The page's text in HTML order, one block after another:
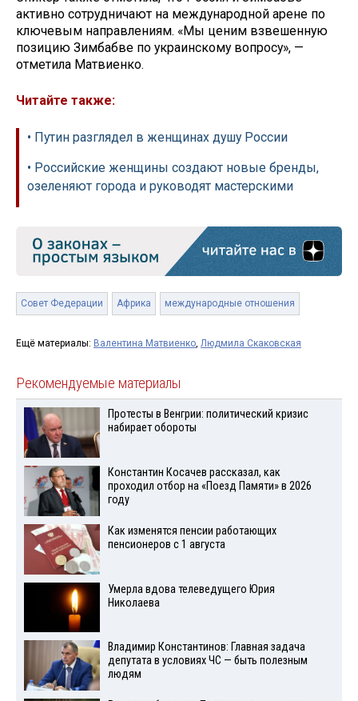
активно сотрудничают на международной арене по
ключевым направлениям. «Мы ценим взвешенную
позицию Зимбабве по украинскому вопросу», —
отметила Матвиенко.
Читайте также:
• Путин разглядел в женщинах душу России
• Российские женщины создают новые бренды,
озеленяют города и руководят мастерскими
Совет Федерации Африка международные отношения
Ещё материалы: Валентина Матвиенко, Людмила Скаковская
Рекомендуемые материалы
Протесты в Венгрии: политический кризис
набирает обороты
Константин Косачев рассказал, как
проходил отбор на «Поезд Памяти» в 2026
году
Как изменятся пенсии работающих
пенсионеров с 1 августа
Умерла вдова телеведущего Юрия
Николаева
Владимир Константинов: Главная задача
депутата в условиях ЧС — быть полезным
людям